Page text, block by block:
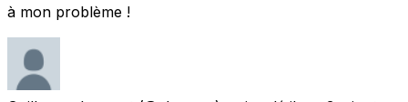
à mon problème !